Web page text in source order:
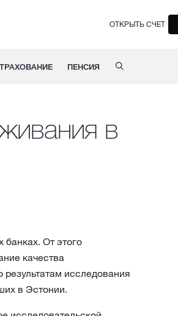
ОТКРЫТЬ СЧЕТ
ПЕНСИЯ
в
банках. От этого
качества
исследования
в Эстонии.